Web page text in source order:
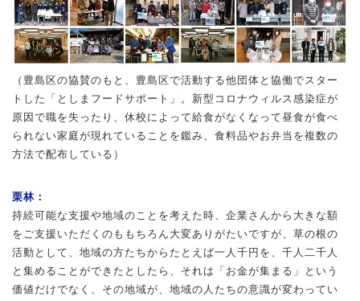
（豊島区の協賛のもと、豊島区で活動する他団体と協働でスター
トした「としまフードサポート」。新型コロナウィルス感染症が
原因で職を失ったり、休校によって給食がなくなって昼食が食べ
られない家庭が現れていることを鑑み、食料品やお弁当を複数の
方法で配布している）
栗林：
持続可能な支援や地域のことを考えた時、企業さんから大きな額
をご支援いただくのももちろん大変ありがたいですが、草の根の
活動として、地域の方たちからたとえば一人千円を、千人二千人
と集めることができたとしたら、それは「お金が集まる」という
価値だけでなく、その地域が、地域の人たちの意識が変わってい